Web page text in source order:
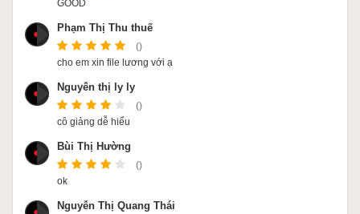
GOOD
Phạm Thị Thu thuế
()
cho em xin file lương với ạ
Nguyễn thị ly ly
()
cô giảng dễ hiểu
Bùi Thị Hường
()
ok
Nguyễn Thị Quang Thái